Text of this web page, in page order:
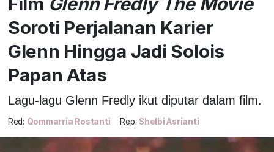
Soroti Perjalanan Karier
Glenn Hingga Jadi Solois
Papan Atas
Lagu-lagu Glenn Fredly ikut diputar dalam film.
Red: Qommarria Rostanti Rep: Shelbi Asrianti